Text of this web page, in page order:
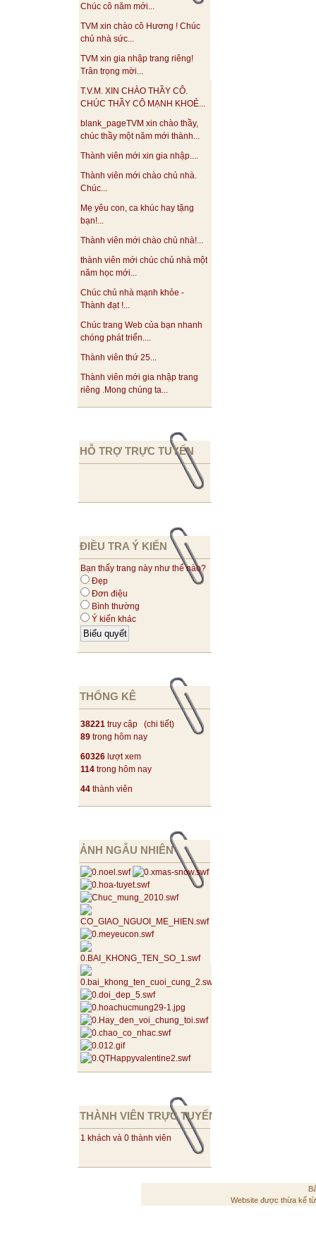
Chúc cô năm mới...
TVM xin chào cô Hương ! Chúc
chủ nhà sức...
TVM xin gia nhập trang riêng!
Trân trọng mời...
T.V.M. XIN CHÀO THẦY CÔ.
CHÚC THẦY CÔ MẠNH KHOẺ...
blank_pageTVM xin chào thầy,
chúc thầy một năm mới thành...
Thành viên mới xin gia nhập....
Thành viên mới chào chủ nhà.
Chúc...
Mẹ yêu con, ca khúc hay tặng
bạn!...
Thành viên mới chào chủ nhà!...
thành viên mới chúc chủ nhà một
năm học mới...
Chúc chủ nhà mạnh khỏe -
Thành đạt !...
Chúc trang Web của bạn nhanh
chóng phát triển....
Thành viên thứ 25...
Thành viên mới gia nhập trang
riêng .Mong chúng ta...
HỖ TRỢ TRỰC TUYẾN
ĐIỀU TRA Ý KIẾN
Bạn thấy trang này như thế nào?
Đẹp
Đơn điệu
Bình thường
Ý kiến khác
THỐNG KÊ
38221 truy cập (chi tiết)
89 trong hôm nay
60326 lượt xem
114 trong hôm nay
44 thành viên
ẢNH NGẪU NHIÊN
THÀNH VIÊN TRỰC TUYẾN
1 khách và 0 thành viên
Website được thừa kế